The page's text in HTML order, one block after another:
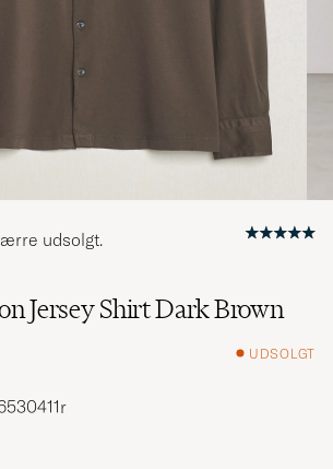
Jersey Shirt Dark Brown
UDSOLGT
udsolgt.